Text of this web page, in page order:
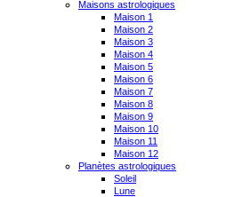
Maisons astrologiques
Maison 1
Maison 2
Maison 3
Maison 4
Maison 5
Maison 6
Maison 7
Maison 8
Maison 9
Maison 10
Maison 11
Maison 12
Planètes astrologiques
Soleil
Lune